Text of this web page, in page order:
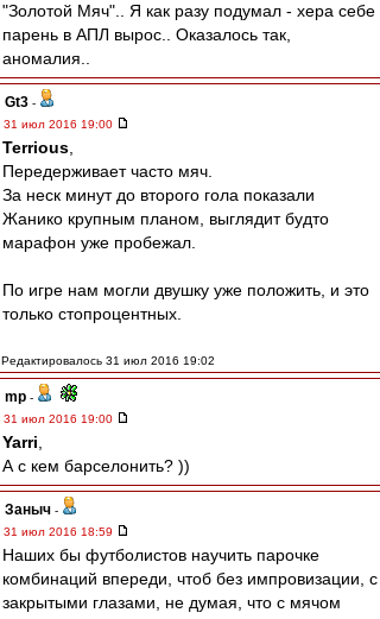
"Золотой Мяч".. Я как разу подумал - хера себе
парень в АПЛ вырос.. Оказалось так,
аномалия..
Gt3 -
31 июл 2016 19:00
Terrious
Передерживает часто мяч.
За неск минут до второго гола показали
Жанико крупным планом, выглядит будто
марафон уже пробежал.
По игре нам могли двушку уже положить, и это
только стопроцентных.
Редактировалось 31 июл 2016 19:02
mp -
31 июл 2016 19:00
Yarri
А с кем барселонить? ))
Заныч -
31 июл 2016 18:59
Наших бы футболистов научить парочке
комбинаций впереди, чтоб без импровизации, с
закрытыми глазами, не думая, что с мячом